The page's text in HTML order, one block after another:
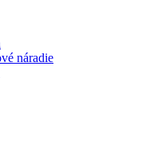
náradie